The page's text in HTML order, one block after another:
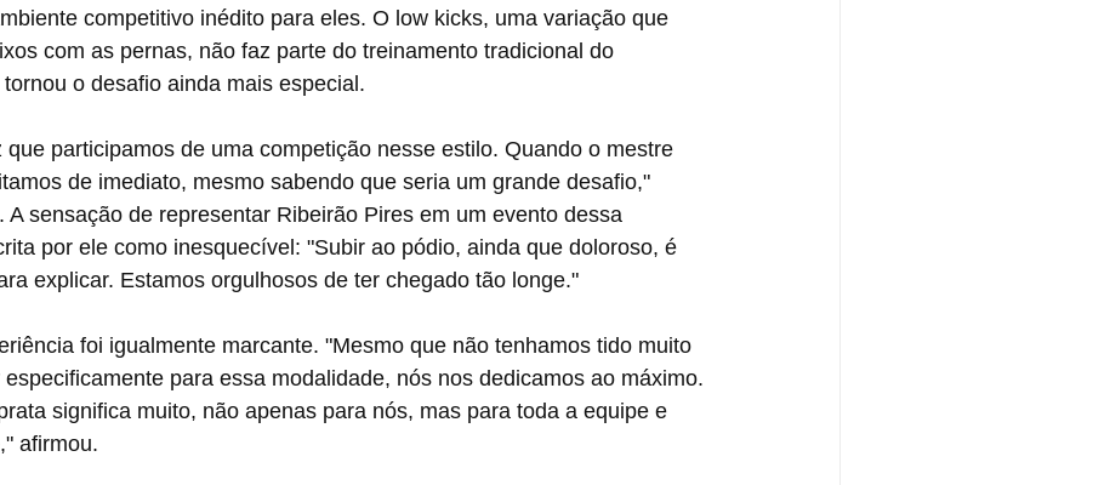
competitivo inédito para eles. O low kicks, uma variação que
com as pernas, não faz parte do treinamento tradicional do
o desafio ainda mais especial.
que participamos de uma competição nesse estilo. Quando o mestre
de imediato, mesmo sabendo que seria um grande desafio,"
A sensação de representar Ribeirão Pires em um evento dessa
por ele como inesquecível: "Subir ao pódio, ainda que doloroso, é
explicar. Estamos orgulhosos de ter chegado tão longe."
foi igualmente marcante. "Mesmo que não tenhamos tido muito
para essa modalidade, nós nos dedicamos ao máximo.
significa muito, não apenas para nós, mas para toda a equipe e
afirmou.